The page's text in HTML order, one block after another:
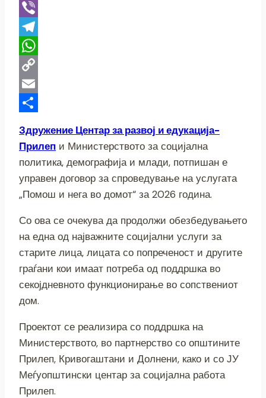
Messenger
Viber
Telegram
WhatsApp
Copy
Link
Email
Здружение Центар за развој и едукација-
Прилеп и Министерството за социјална
политика, демографија и млади, потпишан е
управен договор за спроведување на услугата
„Помош и нега во домот“ за 2026 година.
Со ова се очекува да продолжи обезбедувањето
на една од најважните социјални услуги за
старите лица, лицата со попреченост и другите
граѓани кои имаат потреба од поддршка во
секојдневното функционирање во сопствениот
дом.
Проектот се реализира со поддршка на
Министерството, во партнерство со општините
Прилеп, Кривогаштани и Долнени, како и со ЈУ
Меѓуопштински центар за социјална работа
Прилеп.